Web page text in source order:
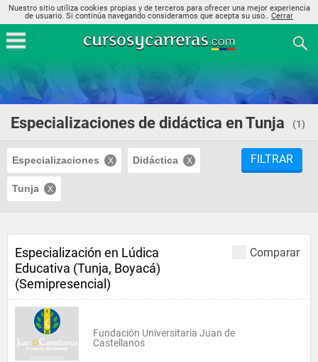
Nuestro sitio utiliza cookies propias y de terceros para ofrecer una mejor experiencia
de usuario. Si continúa navegando consideramos que acepta su uso.. Cerrar
Especializaciones de didáctica en Tunja (1)
Especializaciones Didáctica
Tunja
FILTRAR
Comparar
Especialización en Lúdica
Educativa (Tunja, Boyacá)
(Semipresencial)
Fundación Universitaria Juan de
Castellanos